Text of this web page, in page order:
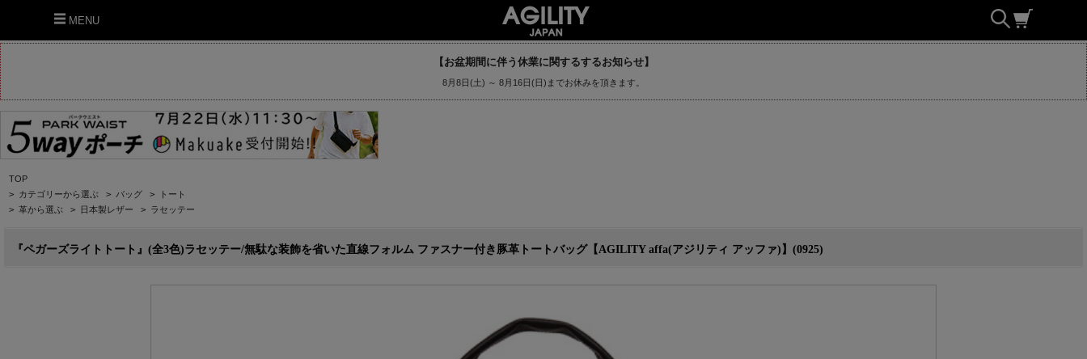
MENU
【お盆期間に伴う休業に関するするお知らせ】
8月8日(土) ～ 8月16日(日)までお休みを頂きます。
TOP
> カテゴリーから選ぶ > バッグ > トート
> 革から選ぶ > 日本製レザー > ラセッテー
『ペガーズライトトート』(全3色)ラセッテー/無駄な装飾を省いた直線フォルム ファスナー付き豚革トートバッグ【AGILITY affa(アジリティ アッファ)】(0925)